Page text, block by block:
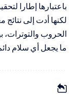
باعتبارها إطارا
لكنها أدت إلى
الحروب والتوترات،
ما يجعل أي سلام